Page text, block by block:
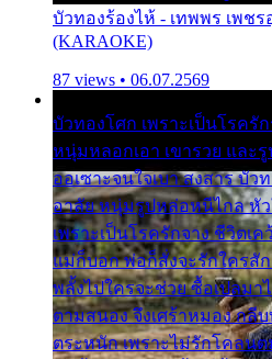
บัวทองร้องไห้ - เทพพร เพช
(KARAOKE)
87 views • 06.07.2569
บัวทองโศก เพราะเป็นโรค
หนุ่มหลอกเอา เขารวย และ
ออเซาะจนใจเบา สงสาร บัว
อาลัย หนุ่มรูปหล่อหนีไกล หัว
เพราะเป็นโรครักจาง ชีวิตเ
แม่ก็บอก พ่อก็สั่งจะรักใครสั
พลั้งไปใครจะช่วย ซื้อเปลมา
ตามสนอง จึงเศร้าหมอง กลี
ตระหนัก เพราะไม่รักโคลน